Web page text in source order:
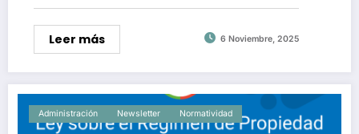
Leer más 6 Noviembre, 2025
Administración Newsletter Normatividad